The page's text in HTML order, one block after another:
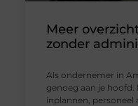
Meer
zonder
Als ondernemer in
genoeg aan je hoofd.
inplannen, personeel